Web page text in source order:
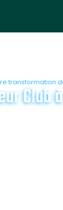
transformation
Club